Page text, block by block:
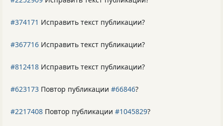
#374171 Исправить текст публикации?
#367716 Исправить текст публикации?
#812418 Исправить текст публикации?
#623173 Повтор публикации #66846?
#2217408 Повтор публикации #1045829?